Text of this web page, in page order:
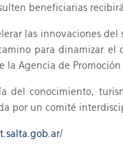
beneficiarias
las innovaciones
para dinamizar
Agencia de
del conocimiento,
por un comité